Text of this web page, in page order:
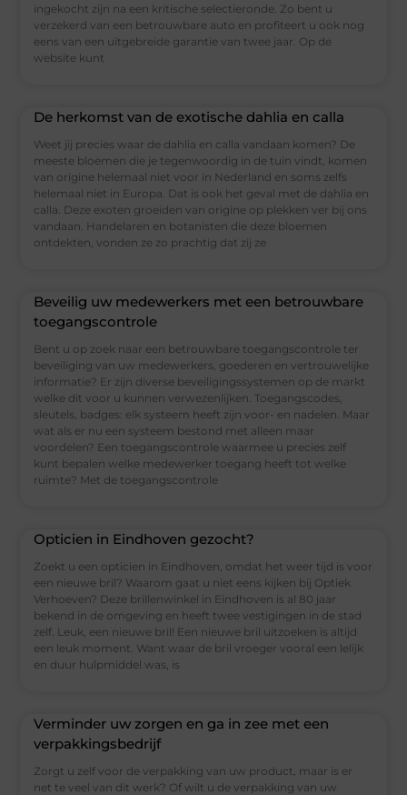
ingekocht zijn na een kritische selectieronde. Zo bent u
verzekerd van een betrouwbare auto en profiteert u ook nog
eens van een uitgebreide garantie van twee jaar. Op de
website kunt
De herkomst van de exotische dahlia en calla
Weet jij precies waar de dahlia en calla vandaan komen? De
meeste bloemen die je tegenwoordig in de tuin vindt, komen
van origine helemaal niet voor in Nederland en soms zelfs
helemaal niet in Europa. Dat is ook het geval met de dahlia en
calla. Deze exoten groeiden van origine op plekken ver bij ons
vandaan. Handelaren en botanisten die deze bloemen
ontdekten, vonden ze zo prachtig dat zij ze
Beveilig uw medewerkers met een betrouwbare
toegangscontrole
Bent u op zoek naar een betrouwbare toegangscontrole ter
beveiliging van uw medewerkers, goederen en vertrouwelijke
informatie? Er zijn diverse beveiligingssystemen op de markt
welke dit voor u kunnen verwezenlijken. Toegangscodes,
sleutels, badges: elk systeem heeft zijn voor- en nadelen. Maar
wat als er nu een systeem bestond met alleen maar
voordelen? Een toegangscontrole waarmee u precies zelf
kunt bepalen welke medewerker toegang heeft tot welke
ruimte? Met de toegangscontrole
Opticien in Eindhoven gezocht?
Zoekt u een opticien in Eindhoven, omdat het weer tijd is voor
een nieuwe bril? Waarom gaat u niet eens kijken bij Optiek
Verhoeven? Deze brillenwinkel in Eindhoven is al 80 jaar
bekend in de omgeving en heeft twee vestigingen in de stad
zelf. Leuk, een nieuwe bril! Een nieuwe bril uitzoeken is altijd
een leuk moment. Want waar de bril vroeger vooral een lelijk
en duur hulpmiddel was, is
Verminder uw zorgen en ga in zee met een
verpakkingsbedrijf
Zorgt u zelf voor de verpakking van uw product, maar is er
net te veel van dit werk? Of wilt u de verpakking van uw